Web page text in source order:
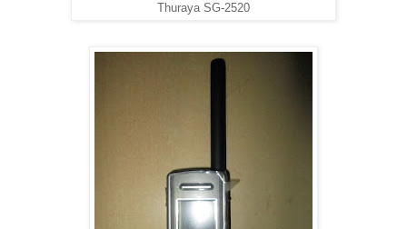
Thuraya SG-2520